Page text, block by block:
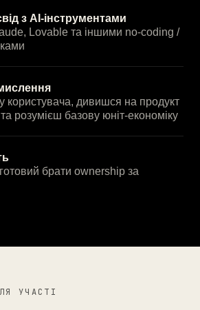
з AI-інструментами
Lovable та іншими no-coding /
користувача, дивишся на продукт
розумієш базову юніт-економіку
брати ownership за
УЧАСТІ